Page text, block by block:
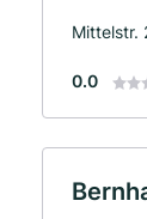
Mittelstr.
0.0